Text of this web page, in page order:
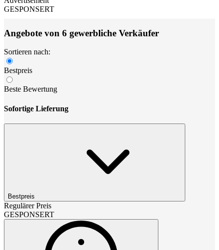
GESPONSERT
Angebote von 6 gewerbliche Verkäufer
Sortieren nach:
Bestpreis
Beste Bewertung
Sofortige Lieferung
Bestpreis
Regulärer Preis
GESPONSERT